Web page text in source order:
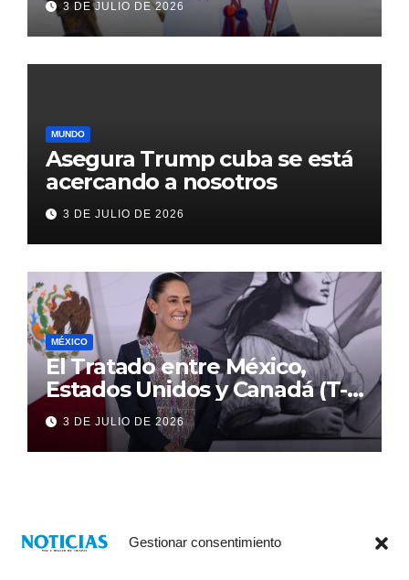
Gestionar consentimiento
con inversión histórica
3 DE JULIO DE 2026
MUNDO
Asegura Trump cuba se está
acercando a nosotros
3 DE JULIO DE 2026
MÉXICO
El Tratado entre México,
Estados Unidos y Canadá (T-
MEC) se mantiene hasta el
2036: Presidenta Claudia
Sheinbaum
3 DE JULIO DE 2026